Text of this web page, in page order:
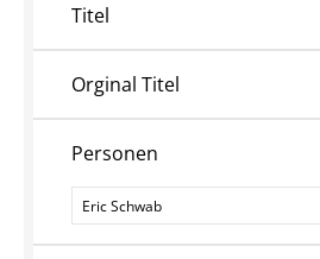
Titel
Orginal Titel
Personen
Personen